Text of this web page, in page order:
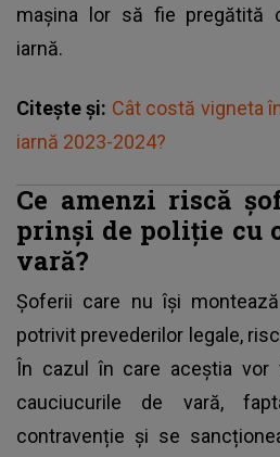
mașina lor să fie pregătită
iarnă.
Citește și: Cât costă vigneta
iarnă 2023-2024?
Ce amenzi riscă
prinși de poliție cu
vară?
Șoferii care nu își
potrivit prevederilor legale,
În cazul în care aceștia
cauciucurile de vară,
contravenție și se